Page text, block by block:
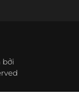
bởi